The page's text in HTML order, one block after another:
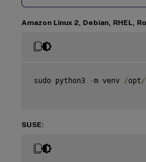
Amazon Linux 2, Debian, RHEL,
sudo python3 -m venv /opt/
SUSE: